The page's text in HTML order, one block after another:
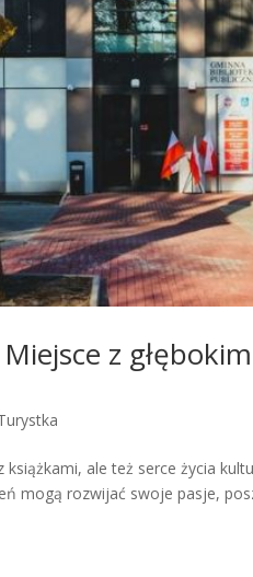
z
ale też serce życia
mogą rozwijać swoje pasje,